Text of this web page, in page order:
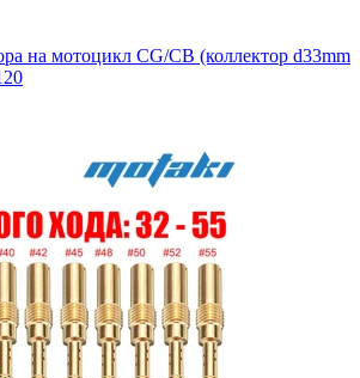
на мотоцикл CG/CB (коллектор d33mm